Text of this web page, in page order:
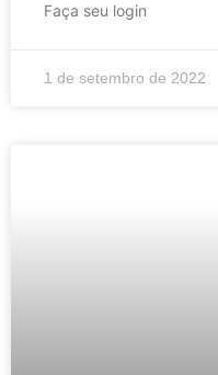
Faça seu login
1 de setembro de 2022